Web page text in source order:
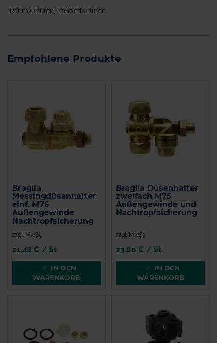
Raumkulturen, Sonderkulturen
Empfohlene Produkte
Braglia
Messingdüsenhalter
einf. M76
Außengewinde
Nachtropfsicherung
zzgl. MwSt.
21,48 € / St
IN DEN
WARENKORB
Braglia Düsenhalter
zweifach M75
Außengewinde und
Nachtropfsicherung
zzgl. MwSt.
23,80 € / St
IN DEN
WARENKORB